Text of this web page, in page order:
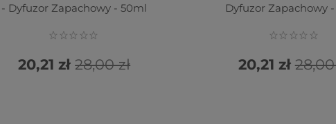
- Dyfuzor Zapachowy - 50ml
28,00 zł
20,21 zł
Dyfuzor Zapachowy
28,00
20,21 zł